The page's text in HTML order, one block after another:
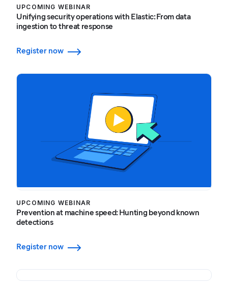
UPCOMING WEBINAR
Unifying security operations with Elastic: From data
ingestion to threat response
Register now
UPCOMING WEBINAR
Prevention at machine speed: Hunting beyond known
detections
Register now